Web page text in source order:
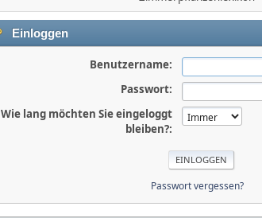
Einloggen
Benutzername:
Passwort:
Wie lang möchten Sie eingeloggt
bleiben?:
Passwort vergessen?